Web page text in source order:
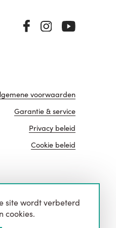
voorwaarden
Garantie & service
Privacy beleid
Cookie beleid
website door
site wordt verbeterd
cookies.